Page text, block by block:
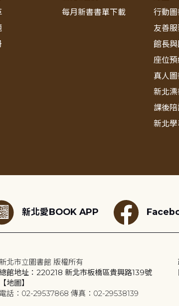
每月新書書單下載
行動
友善
館長
座位預
真人
新北漂
課後
新北
新北愛BOOK APP
北市立圖書館 版權所有
館地址：220218 新北市板橋區貴興路139號
【地圖】
電話：02-29537868 傳真：02-29538139